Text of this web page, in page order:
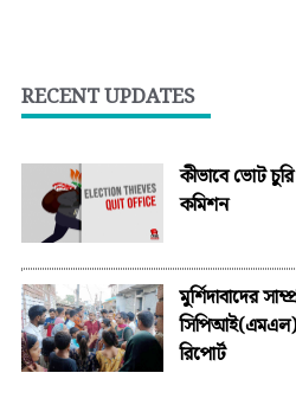
RECENT UPDATES
কীভাবে ভোট
কমিশন
মুর্শিদাবাদের
সিপিআই(এমএল)
রিপোর্ট